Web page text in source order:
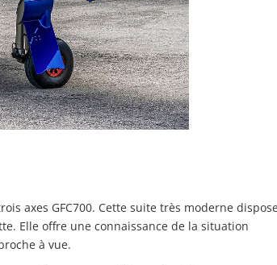
axes GFC700. Cette suite très moderne
Elle offre une connaissance de la situation
à vue.